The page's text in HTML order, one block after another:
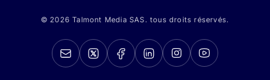
© 2026 Talmont Media SAS. tous droits réservés.